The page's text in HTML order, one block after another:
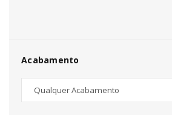
Acabamento